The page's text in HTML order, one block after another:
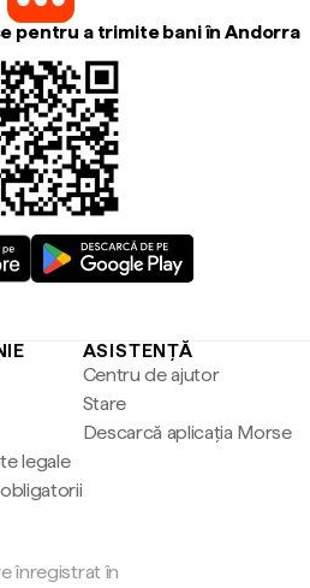
pentru a trimite bani în Andorra
legale
ASISTENȚĂ
Centru de ajutor
Stare
Descarcă aplicația Morse
înregistrat în